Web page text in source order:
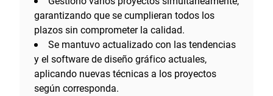
garantizando que se cumplieran todos los
plazos sin comprometer la calidad.
Se mantuvo actualizado con las tendencias
y el software de diseño gráfico actuales,
aplicando nuevas técnicas a los proyectos
según corresponda.